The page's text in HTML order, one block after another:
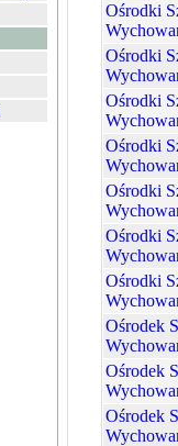
Ośrodki
Ośrodki
Ośrodki
Ośrodki
Ośrodki
Ośrodki
Ośrodki
Ośrodek
Ośrodek
Ośrodek